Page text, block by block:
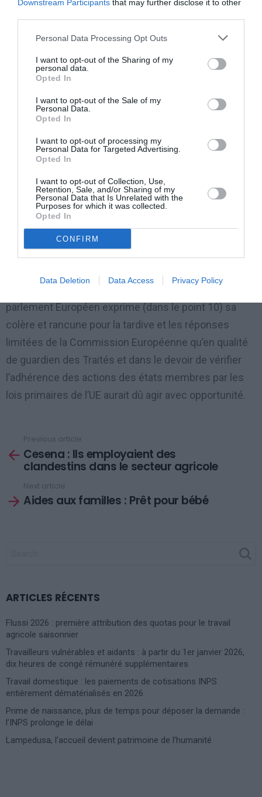
Downstream Participants that may further disclose it to other
Personal Data Processing Opt Outs
I want to opt-out of the Sharing of my
personal data.
Opted In
I want to opt-out of the Sale of my
Personal Data.
Opted In
I want to opt-out of processing my
Personal Data for Targeted Advertising.
Opted In
I want to opt-out of Collection, Use,
Retention, Sale, and/or Sharing of my
Personal Data that Is Unrelated with the
Purposes for which it was collected.
Opted In
CONFIRM
Data Deletion Data Access Privacy Policy
rapatriements des Rom, en donnant du relief aux
déclarations de groupes d’extrême droite.
Enfin la résolution, votée aujourd’hui, se rappelle que »
Papier des Droits Fondamentaux et de la Convention
européenne pour la protection des droits humains et
des Libertés fondamentales, donc de telles mesures
sont en violation des traités et des lois de l’UE, vu que
les expulsions sont une discrimination sur de base
racial et ethnique qui viole la directive sur la liberté de
empreintes digitales des Rom expulsés. Enfin Le
parlement Européen exprime (dans le point 10) sa
colère et rancune pour la tardive et les réponses
limitées de la Commission Européenne qu’en qualité
de guardien des Traités et dans le devoir de vérifier
l’adhérence des actions des états membres par les
lois primaires de l’UE aurait dû agir avec opportunité.
more
Previous article
Cesena : Ils employaient des
clandestins dans le secteur agricole
Next article
Aides aux familles : Prêt pour bébé
ARTICLES RÉCENTS
Flussi 2026 : première attribution des quotas pour le travail
agricole saisonnier
Travailleurs vulnérables et aidants : à partir du 1er janvier 2026,
dix heures de congé rémunéré supplémentaires
Travail domestique : les paiements de cotisations INPS
entièrement dématérialisés en 2026
Prime de naissance, plus de temps pour déposer la demande :
l’INPS prolonge le délai
Lampedusa, l’accueil devient patrimoine de l’humanité